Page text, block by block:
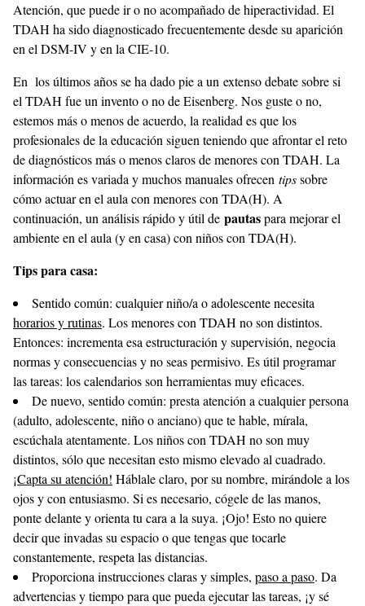
Atención, que puede ir o no acompañado de hiperactividad. El
TDAH ha sido diagnosticado frecuentemente desde su aparición
en el DSM-IV y en la CIE-10.
En los últimos años se ha dado pie a un extenso debate sobre si
el TDAH fue un invento o no de Eisenberg. Nos guste o no,
estemos más o menos de acuerdo, la realidad es que los
profesionales de la educación siguen teniendo que afrontar el reto
de diagnósticos más o menos claros de menores con TDAH. La
información es variada y muchos manuales ofrecen tipssobre
cómo actuar en el aula con menores con TDA(H). A
continuación, un análisis rápido y útil de pautaspara mejorar el
ambiente en el aula (y en casa) con niños con TDA(H).
Tips para casa:
Sentido común: cualquier niño/a o adolescente necesita
horarios y rutinas. Los menores con TDAH no son distintos.
Entonces: incrementa esa estructuración y supervisión, negocia
normas y consecuencias y no seas permisivo. Es útil programar
las tareas: los calendarios son herramientas muy eficaces.
De nuevo, sentido común: presta atención a cualquier persona
(adulto, adolescente, niño o anciano) que te hable, mírala,
escúchala atentamente. Los niños con TDAH no son muy
distintos, sólo que necesitan esto mismo elevado al cuadrado.
¡Capta su atención! Háblale claro, por su nombre, mirándole a los
ojos y con entusiasmo. Si es necesario, cógele de las manos,
ponte delante y orienta tu cara a la suya. ¡Ojo! Esto no quiere
decir que invadas su espacio o que tengas que tocarle
constantemente, respeta las distancias.
Proporciona instrucciones claras y simples, paso a paso. Da
advertencias y tiempo para que pueda ejecutar las tareas, ¡y sé